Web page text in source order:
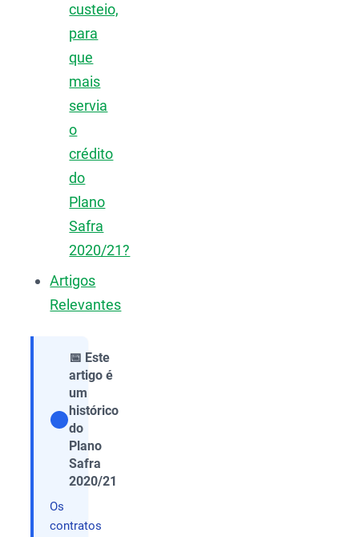
custeio,
para
que
mais
servia
o
crédito
do
Plano
Safra
2020/21?
Artigos
Relevantes
📅 Este
artigo é
um
histórico
do
Plano
Safra
2020/21
Os
contratos